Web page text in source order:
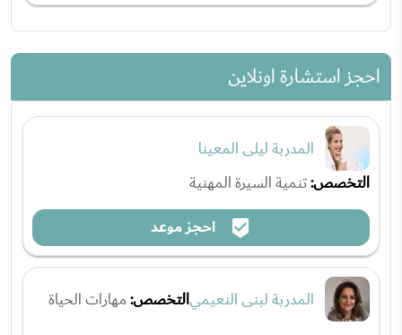
احجز استشارة اونلاين
المدربة ليلى المعينا
التخصص:تنمية السيرة المهنية
احجز موعد
المدربة لبنى النعيميالتخصص:مهارات الحياة